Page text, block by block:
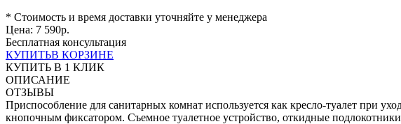
* Стоимость и время доставки уточняйте у менеджера
Цена: 7 590р.
Бесплатная консультация
КУПИТЬВ КОРЗИНЕ
КУПИТЬ В 1 КЛИК
ОПИСАНИЕ
ОТЗЫВЫ
Приспособление для санитарных комнат используется как кресло-туалет при
кнопочным фиксатором. Съемное туалетное устройство, откидные